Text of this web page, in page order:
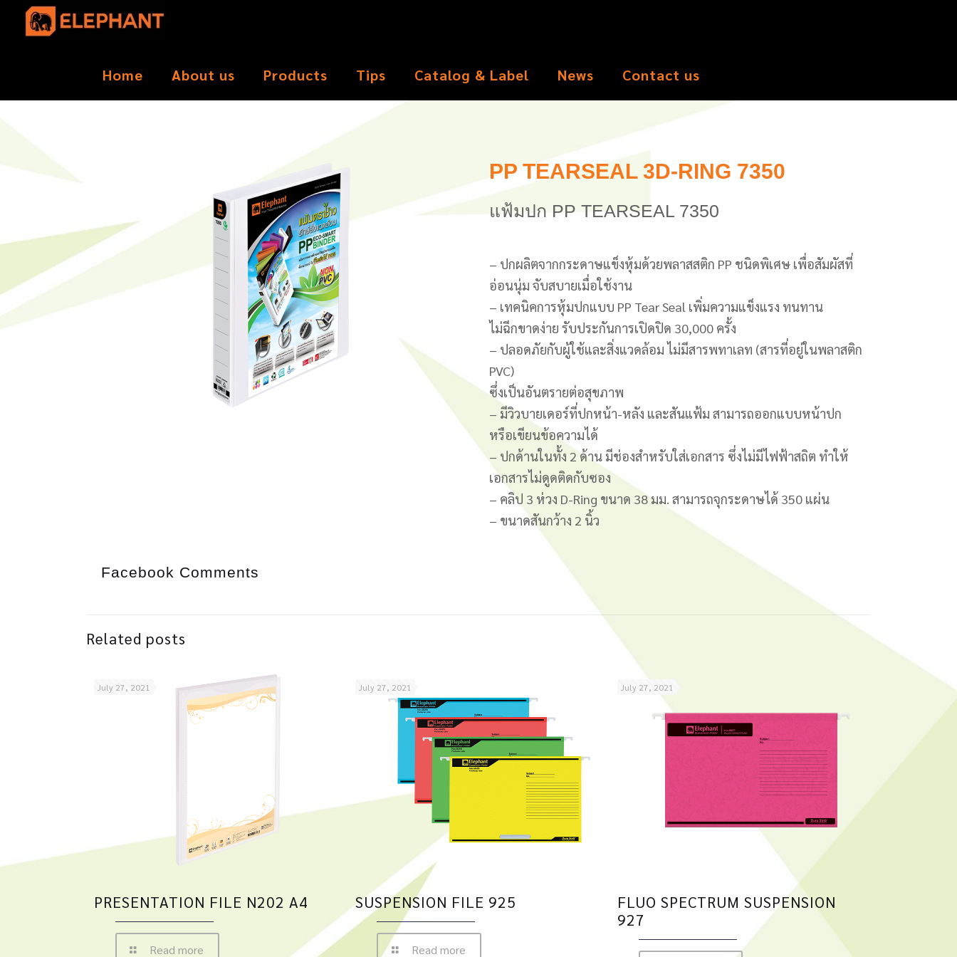
Home About us Products Tips Catalog & Label News Contact us
PP TEARSEAL 3D-RING 7350
แฟ้มปก PP TEARSEAL 7350
– ปกผลิตจากกระดาษแข็งหุ้มด้วยพลาสสติก PP ชนิดพิเศษ เพื่อสัมผัสที่
อ่อนนุ่ม จับสบายเมื่อใช้งาน
– เทคนิคการหุ้มปกแบบ PP Tear Seal เพิ่มความแข็งแรง ทนทาน
ไม่ฉีกขาดง่าย รับประกันการเปิดปิด 30,000 ครั้ง
– ปลอดภัยกับผู้ใช้และสิ่งแวดล้อม ไม่มีสารพทาเลท (สารที่อยู่ในพลาสติก
PVC)
ซึ่งเป็นอันตรายต่อสุขภาพ
– มีวิวบายเดอร์ที่ปกหน้า-หลัง และสันแฟ้ม สามารถออกแบบหน้าปก
หรือเขียนข้อความได้
– ปกด้านในทั้ง 2 ด้าน มีช่องสำหรับใส่เอกสาร ซึ่งไม่มีไฟฟ้าสถิต ทำให้
เอกสารไม่ดูดติดกับซอง
– คลิป 3 ห่วง D-Ring ขนาด 38 มม. สามารถจุกระดาษได้ 350 แผ่น
– ขนาดสันกว้าง 2 นิ้ว
Facebook Comments
Related posts
July 27, 2021
PRESENTATION FILE N202 A4
Read more
July 27, 2021
SUSPENSION FILE 925
Read more
July 27, 2021
FLUO SPECTRUM SUSPENSION
927